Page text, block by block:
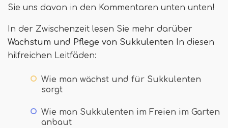
Sie uns davon in den Kommentaren unten unten!
In der Zwischenzeit lesen Sie mehr darüber
Wachstum und Pflege von Sukkulenten In diesen
hilfreichen Leitfäden:
Wie man wächst und für Sukkulenten
sorgt
Wie man Sukkulenten im Freien im Garten
anbaut